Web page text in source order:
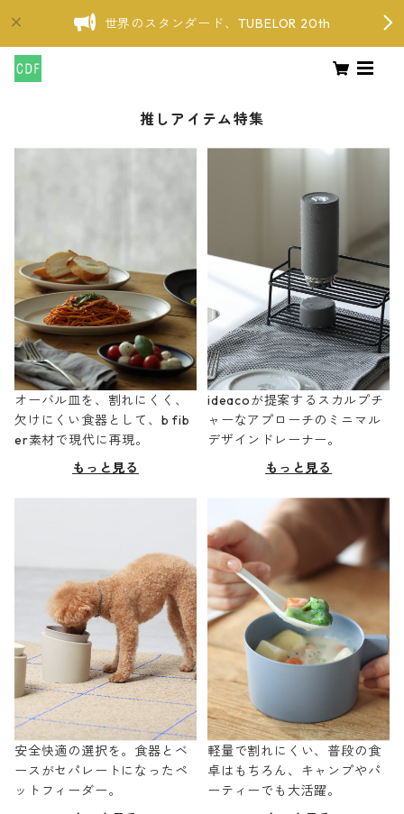
世界のスタンダード、TUBELOR 20th
推しアイテム特集
オーバル皿を、割れにくく、
欠けにくい食器として、b fib
er素材で現代に再現。
もっと見る
ideacoが提案するスカルプチ
ャーなアプローチのミニマル
デザインドレーナー。
もっと見る
安全快適の選択を。食器とベ
ースがセパレートになったペ
ットフィーダー。
軽量で割れにくい、普段の食
卓はもちろん、キャンプやパ
ーティーでも大活躍。